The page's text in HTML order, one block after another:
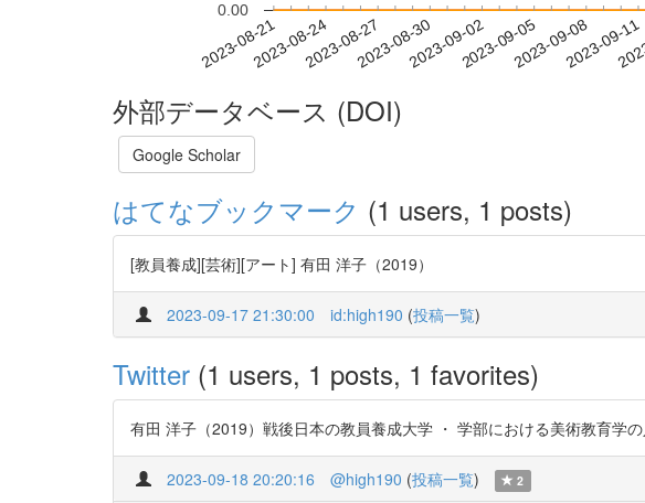
2023-08-212023-08-242023-08-272023-08-302023-09-022023-09-052023-09-082023-09-11
0.00
外部データベース (DOI)
Google Scholar
はてなブックマーク (1 users, 1 posts)
[教員養成][芸術][アート] 有田 洋子（2019）
2023-09-17 21:30:00 id:high190 (投稿一覧)
Twitter (1 users, 1 posts, 1 favorites)
有田 洋子（2019）戦後日本の教員養成大学 ・ 学部における美術教育学
2023-09-18 20:20:16 @high190 (投稿一覧) 2